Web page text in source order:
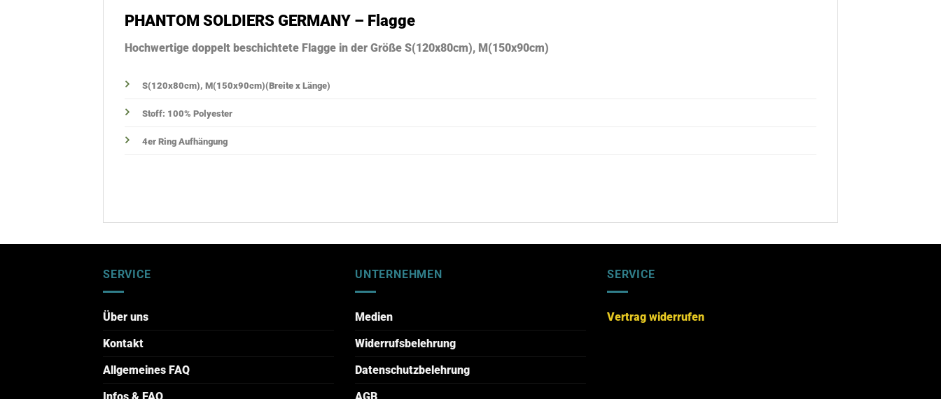
PHANTOM SOLDIERS GERMANY – Flagge
Hochwertige doppelt beschichtete Flagge in der Größe S(120x80cm), M(150x90cm)
S(120x80cm), M(150x90cm)(Breite x Länge)
Stoff: 100% Polyester
4er Ring Aufhängung
SERVICE
Über uns
Kontakt
Allgemeines FAQ
UNTERNEHMEN
Medien
Widerrufsbelehrung
Datenschutzbelehrung
SERVICE
Vertrag widerrufen